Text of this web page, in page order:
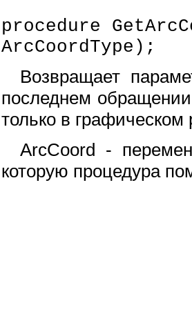
procedure
ArcCoordType);
Возвращает
последнем
только в
ArcCoord -
которую процедура